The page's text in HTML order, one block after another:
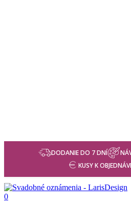
DODANIE DO 7 DNÍ
KUSY K
0